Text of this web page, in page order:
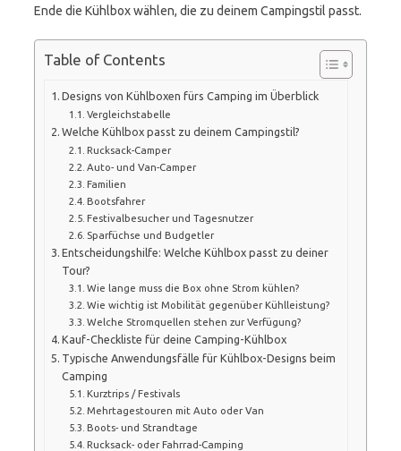
Ende die Kühlbox wählen, die zu deinem Campingstil passt.
Table of Contents
Designs von Kühlboxen fürs Camping im Überblick
Vergleichstabelle
Welche Kühlbox passt zu deinem Campingstil?
Rucksack-Camper
Auto- und Van-Camper
Familien
Bootsfahrer
Festivalbesucher und Tagesnutzer
Sparfüchse und Budgetler
Entscheidungshilfe: Welche Kühlbox passt zu deiner
Tour?
Wie lange muss die Box ohne Strom kühlen?
Wie wichtig ist Mobilität gegenüber Kühlleistung?
Welche Stromquellen stehen zur Verfügung?
Kauf-Checkliste für deine Camping-Kühlbox
Typische Anwendungsfälle für Kühlbox-Designs beim
Camping
Kurztrips / Festivals
Mehrtagestouren mit Auto oder Van
Boots- und Strandtage
Rucksack- oder Fahrrad-Camping